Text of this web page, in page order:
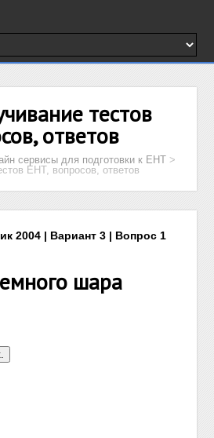
тестов
ответов
сервисы для подготовки к ЕНТ >
ЕНТ, вопросов, ответов
2004 | Вариант 3 | Вопрос 1
шара